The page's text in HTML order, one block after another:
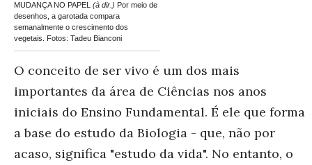
MUDANÇA NO PAPEL (à dir.) Por meio de
desenhos, a garotada compara
semanalmente o crescimento dos
vegetais. Fotos: Tadeu Bianconi
O conceito de ser vivo é um dos mais
importantes da área de Ciências nos anos
iniciais do Ensino Fundamental. É ele que forma
a base do estudo da Biologia - que, não por
acaso, significa "estudo da vida". No entanto, o